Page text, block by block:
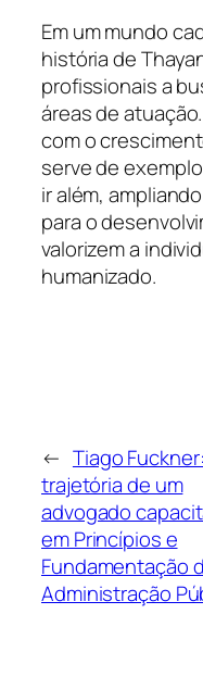
Em um mundo
história de
profissionais a
áreas de
com o
serve de
ir além,
para o
valorizem a
humanizado.
← Tiago
trajetória de um
advogado
em Princípios e
Fundamentação
Administração